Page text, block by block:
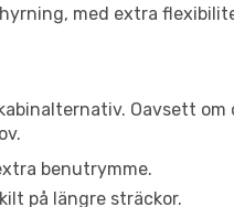
med extra
Oavsett
benutrymme.
på längre sträckor.